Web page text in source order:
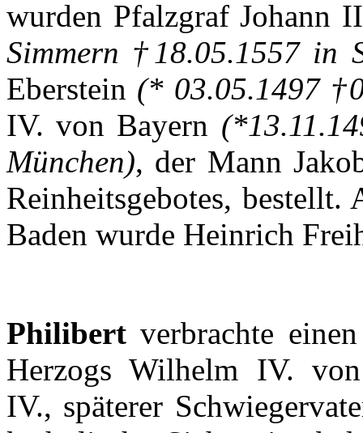
wurden PfalzgrafJohann
Simmern †18.05.1557 in
Eberstein (* 03.05.1497
IV. von Bayern
München), der Mann
Reinheitsgebotes, bestellt.
Baden wurde Heinrich
Philibert verbrachte einen
Herzogs Wilhelm IV.
IV., späterer